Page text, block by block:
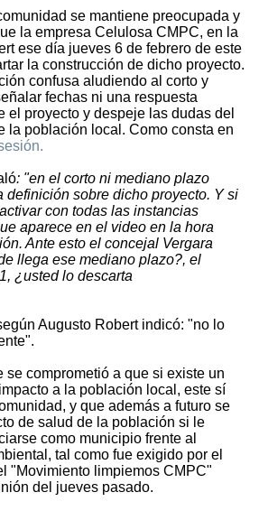
se mantiene preocupada y
la empresa Celulosa CMPC, en la
ese día jueves 6 de febrero de este
la construcción de dicho proyecto.
confusa aludiendo al corto y
fechas ni una respuesta
el proyecto y despeje las dudas del
la población local. Como consta en
: "en el corto ni mediano plazo
definición sobre dicho proyecto. Y si
con todas las instancias
aparece en el video en la hora
Ante esto el concejal Vergara
llega ese mediano plazo?, el
¿usted lo descarta
Augusto Robert indicó: "no lo
se comprometió a que si existe un
a la población local, este sí
y que además a futuro se
de salud de la población si le
como municipio frente al
tal como fue exigido por el
"Movimiento limpiemos CMPC"
del jueves pasado.